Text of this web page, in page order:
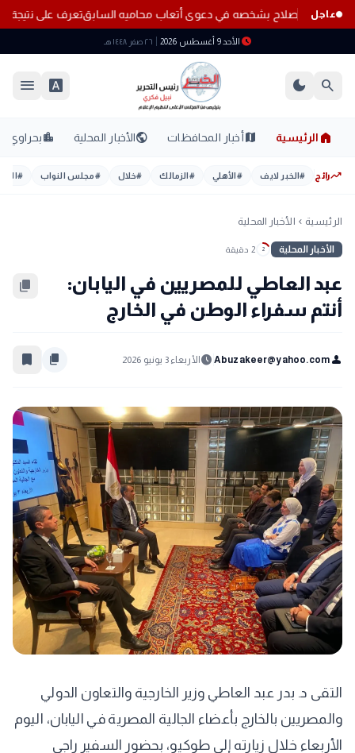
عاجل
تستدعي محمد صلاح بشخصه في دعوى أتعاب محاميه السابقتعرف على نتيجة تنسيق
schedule الأحد 9 أغسطس 2026 ٢٦ صفر ١٤٤٨ هـ
search
dark_mode
font_download
menu
home الرئيسية mapأخبار المحافظات publicالأخبار المحلية location_cityبحراوي
trending_upرائج #الخبر لايف #الأهلي #الزمالك #خلال #مجلس النواب #
الرئيسية chevron_left الأخبار المحلية
الأخبار المحلية 2 2 دقيقة
عبد العاطي للمصريين في اليابان:
أنتم سفراء الوطن في الخارج
content_copy
person
Abuzakeer@yahoo.com
schedule الأربعاء 3 يونيو 2026 content_copy
bookmark_border
التقى د. بدر عبد العاطي وزير الخارجية والتعاون الدولي
والمصريين بالخارج بأعضاء الجالية المصرية في اليابان، اليوم
الأربعاء خلال زيارته إلى طوكيو، بحضور السفير راجي